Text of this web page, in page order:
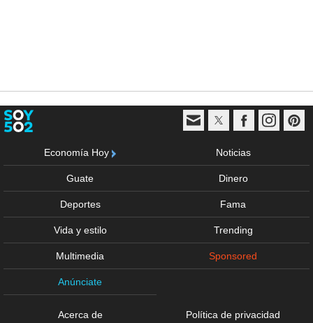
Economía Hoy Noticias
Guate Dinero
Deportes Fama
Vida y estilo Trending
Multimedia Sponsored
Anúnciate
Acerca de Política de privacidad